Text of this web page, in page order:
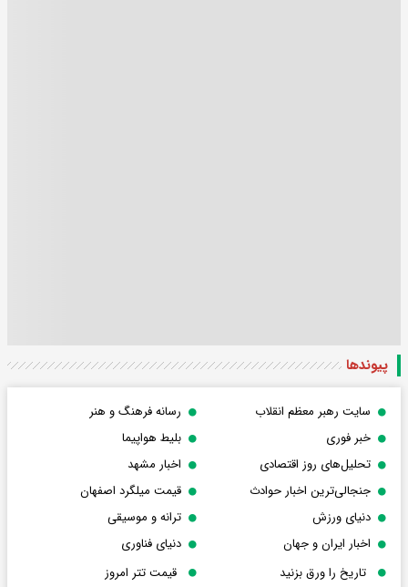
پیوندها
سایت رهبر معظم انقلاب
رسانه فرهنگ و هنر
خبر فوری
بلیط هواپیما
تحلیل‌های روز اقتصادی
اخبار مشهد
جنجالی‌ترین اخبار حوادث
قیمت میلگرد اصفهان
دنیای ورزش
ترانه و موسیقی
اخبار ایران و جهان
دنیای فناوری
تاریخ را ورق بزنید
قیمت تتر امروز